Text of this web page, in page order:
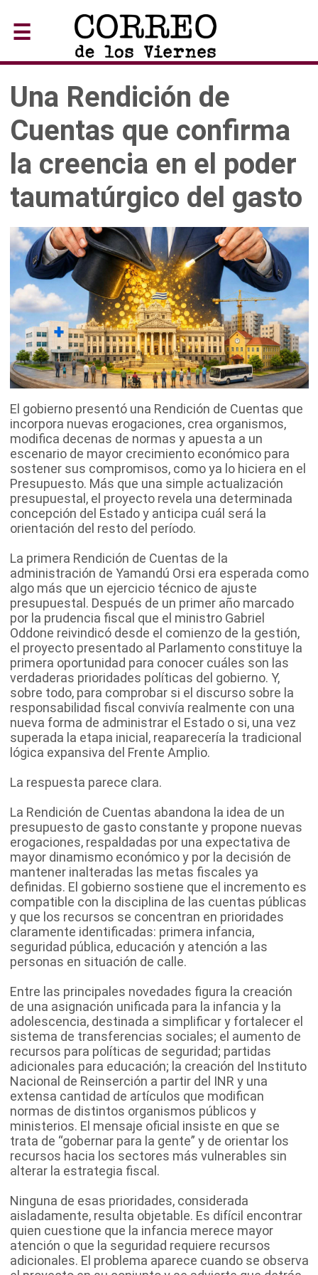
☰
Una Rendición de
Cuentas que confirma
la creencia en el poder
taumatúrgico del gasto
El gobierno presentó una Rendición de Cuentas que
incorpora nuevas erogaciones, crea organismos,
modifica decenas de normas y apuesta a un
escenario de mayor crecimiento económico para
sostener sus compromisos, como ya lo hiciera en el
Presupuesto. Más que una simple actualización
presupuestal, el proyecto revela una determinada
concepción del Estado y anticipa cuál será la
orientación del resto del período.
La primera Rendición de Cuentas de la
administración de Yamandú Orsi era esperada como
algo más que un ejercicio técnico de ajuste
presupuestal. Después de un primer año marcado
por la prudencia fiscal que el ministro Gabriel
Oddone reivindicó desde el comienzo de la gestión,
el proyecto presentado al Parlamento constituye la
primera oportunidad para conocer cuáles son las
verdaderas prioridades políticas del gobierno. Y,
sobre todo, para comprobar si el discurso sobre la
responsabilidad fiscal convivía realmente con una
nueva forma de administrar el Estado o si, una vez
superada la etapa inicial, reaparecería la tradicional
lógica expansiva del Frente Amplio.
La respuesta parece clara.
La Rendición de Cuentas abandona la idea de un
presupuesto de gasto constante y propone nuevas
erogaciones, respaldadas por una expectativa de
mayor dinamismo económico y por la decisión de
mantener inalteradas las metas fiscales ya
definidas. El gobierno sostiene que el incremento es
compatible con la disciplina de las cuentas públicas
y que los recursos se concentran en prioridades
claramente identificadas: primera infancia,
seguridad pública, educación y atención a las
personas en situación de calle.
Entre las principales novedades figura la creación
de una asignación unificada para la infancia y la
adolescencia, destinada a simplificar y fortalecer el
sistema de transferencias sociales; el aumento de
recursos para políticas de seguridad; partidas
adicionales para educación; la creación del Instituto
Nacional de Reinserción a partir del INR y una
extensa cantidad de artículos que modifican
normas de distintos organismos públicos y
ministerios. El mensaje oficial insiste en que se
trata de “gobernar para la gente” y de orientar los
recursos hacia los sectores más vulnerables sin
alterar la estrategia fiscal.
Ninguna de esas prioridades, considerada
aisladamente, resulta objetable. Es difícil encontrar
quien cuestione que la infancia merece mayor
atención o que la seguridad requiere recursos
adicionales. El problema aparece cuando se observa